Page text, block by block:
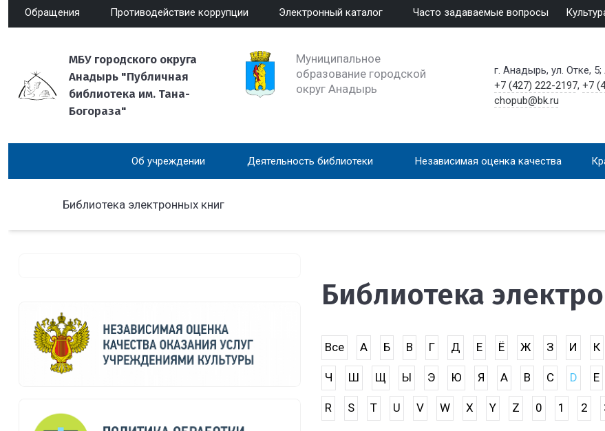
Обращения Противодействие коррупции Электронный каталог Часто задаваемые вопросы
МБУ городского округа
Анадырь "Публичная
библиотека им. Тана-
Богораза"
Муниципальное
образование городской
округ Анадырь
г. Анадырь, ул. Отке, 5;
+7 (427) 222-2197,+7
chopub@bk.ru
Об учреждении Деятельность библиотеки Независимая оценка качества
Библиотека электронных книг
Библиотека
Все А Б В Г Д Е Ё Ж З И К
Ч Ш Щ Ы Э Ю Я A B C D E
R S T U V W X Y Z 0 1 2